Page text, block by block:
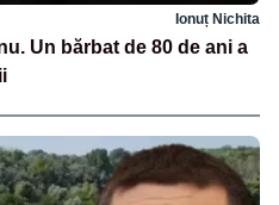
Ionuț Nichita
Un bărbat de 80 de ani a